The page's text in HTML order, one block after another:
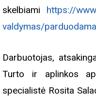
skelbiami https://
valdymas/
Darbuotojas,
Turto ir aplinkos
specialistė Rosita